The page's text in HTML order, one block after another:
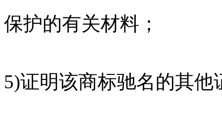
保护的有关材料；
5)证明该商标驰名的其